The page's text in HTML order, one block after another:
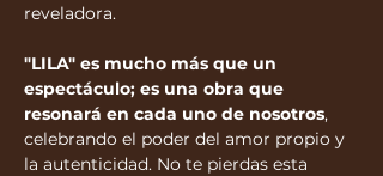
reveladora.
"LILA" es mucho más que un
espectáculo; es una obra que
resonará en cada uno de nosotros,
celebrando el poder del amor propio y
la autenticidad. No te pierdas esta